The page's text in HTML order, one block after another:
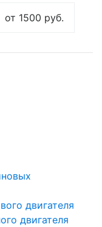
от 1500 руб.
двигателя
двигателя